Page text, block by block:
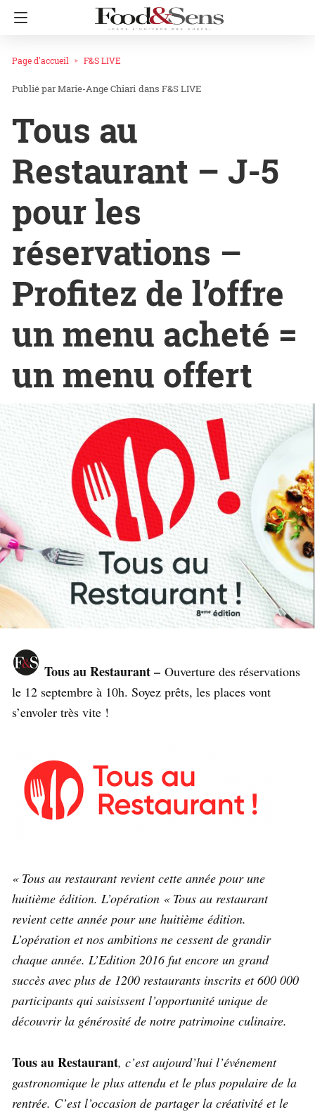
Page d'accueil F&S LIVE
Marie-Ange Chiari dans F&S LIVE
Tous au
Restaurant – J-5
pour les
réservations –
Profitez de l’offre
un menu acheté =
un menu offert
Tous au Restaurant – Ouverture des réservations
le 12 septembre à 10h. Soyez prêts, les places vont
s’envoler très vite !
« Tous au restaurant revient cette année pour une
huitième édition. L’opération « Tous au restaurant
revient cette année pour une huitième édition.
L’opération et nos ambitions ne cessent de grandir
chaque année. L’Edition 2016 fut encore un grand
succès avec plus de 1200 restaurants inscrits et 600 000
participants qui saisissent l’opportunité unique de
découvrir la générosité de notre patrimoine culinaire.
Tous au Restaurant, c’est aujourd’hui l’événement
gastronomique le plus attendu et le plus populaire de la
rentrée. C’est l’occasion de partager la créativité et le